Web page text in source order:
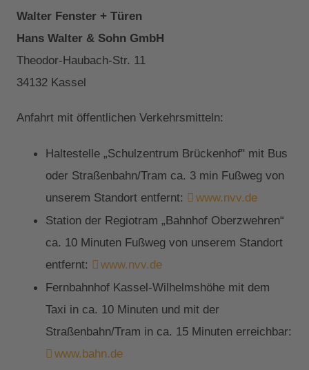
Walter Fenster + Türen
Hans Walter & Sohn GmbH
Theodor-Haubach-Str. 11
34132 Kassel
Anfahrt mit öffentlichen Verkehrsmitteln:
Haltestelle „Schulzentrum Brückenhof" mit Bus
oder Straßenbahn/Tram ca. 3 min Fußweg von
unserem Standort entfernt:
www.nvv.de
Station der Regiotram „Bahnhof Oberzwehren“
ca. 10 Minuten Fußweg von unserem Standort
entfernt:
www.nvv.de
Fernbahnhof Kassel-Wilhelmshöhe mit dem
Taxi in ca. 10 Minuten und mit der
Straßenbahn/Tram in ca. 15 Minuten erreichbar:
www.bahn.de